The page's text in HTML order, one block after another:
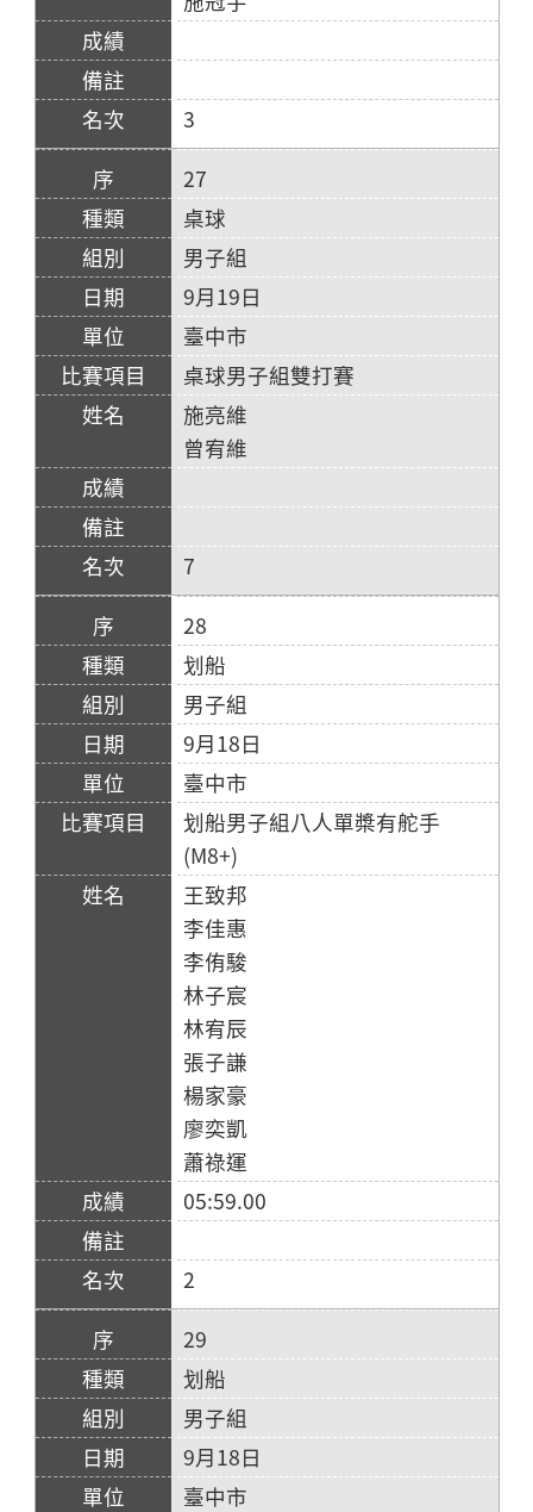
3
27
桌球
男子組
9月19日
臺中市
桌球男子組雙打賽
施亮維
曾宥維
7
28
划船
男子組
9月18日
臺中市
划船男子組八人單槳有舵手
(M8+)
王致邦
李佳惠
李侑駿
林子宸
林宥辰
張子謙
楊家豪
廖奕凱
蕭祿運
05:59.00
2
29
划船
男子組
9月18日
臺中市